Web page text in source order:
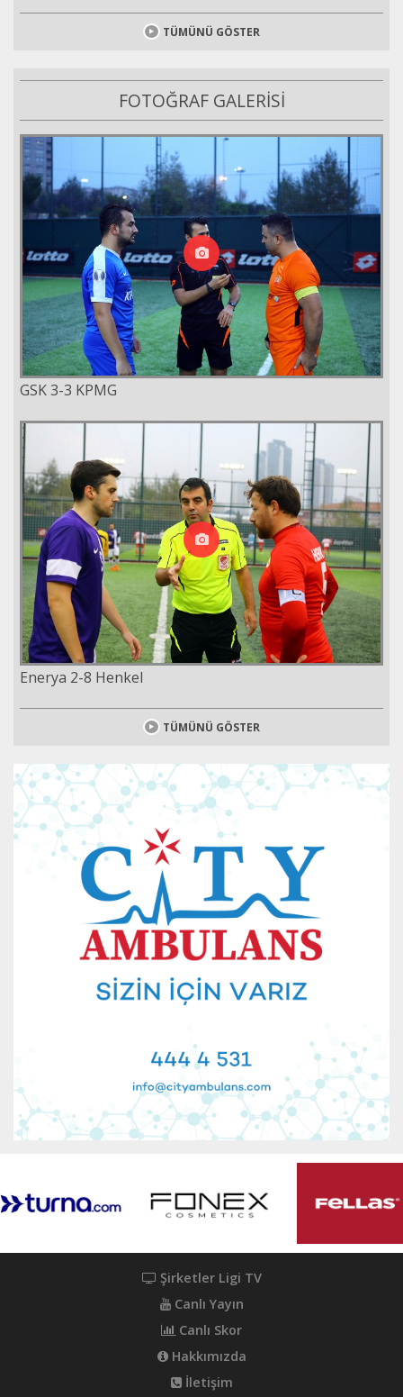
TÜMÜNÜ GÖSTER
FOTOĞRAF GALERİSİ
GSK 3-3 KPMG
Enerya 2-8 Henkel
TÜMÜNÜ GÖSTER
Şirketler Ligi TV
Canlı Yayın
Canlı Skor
Hakkımızda
İletişim